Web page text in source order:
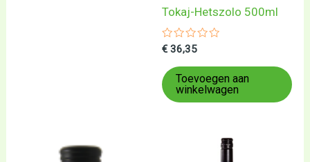
Tokaj-Hetszolo 500ml
Gewaardeerd
uit
5
€ 36,35
Toevoegen aan
winkelwagen